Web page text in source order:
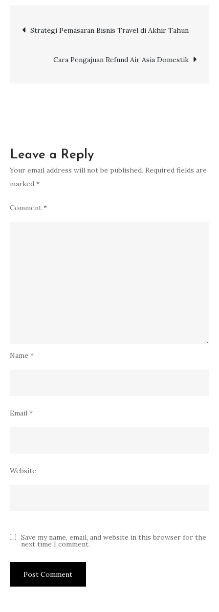
Sukses
Post
navigation
Strategi Pemasaran Bisnis Travel di Akhir Tahun
Cara Pengajuan Refund Air Asia Domestik
Leave a Reply
Your email address will not be published. Required fields are
marked *
Comment *
Name *
Email *
Website
Save my name, email, and website in this browser for the
next time I comment.